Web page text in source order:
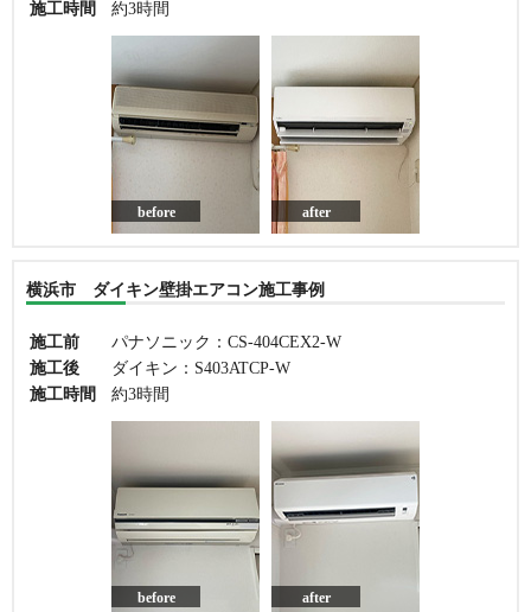
施工時間 約3時間
before after
横浜市 ダイキン壁掛エアコン施工事例
施工前
パナソニック：CS-404CEX2-W
施工後
ダイキン：S403ATCP-W
施工時間
約3時間
before after